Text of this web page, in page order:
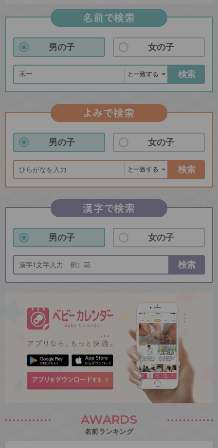
名前で検索
男の子 女の子
検索
よみで検索
男の子 女の子
検索
漢字で検索
男の子 女の子
検索
AWARDS
名前ランキング